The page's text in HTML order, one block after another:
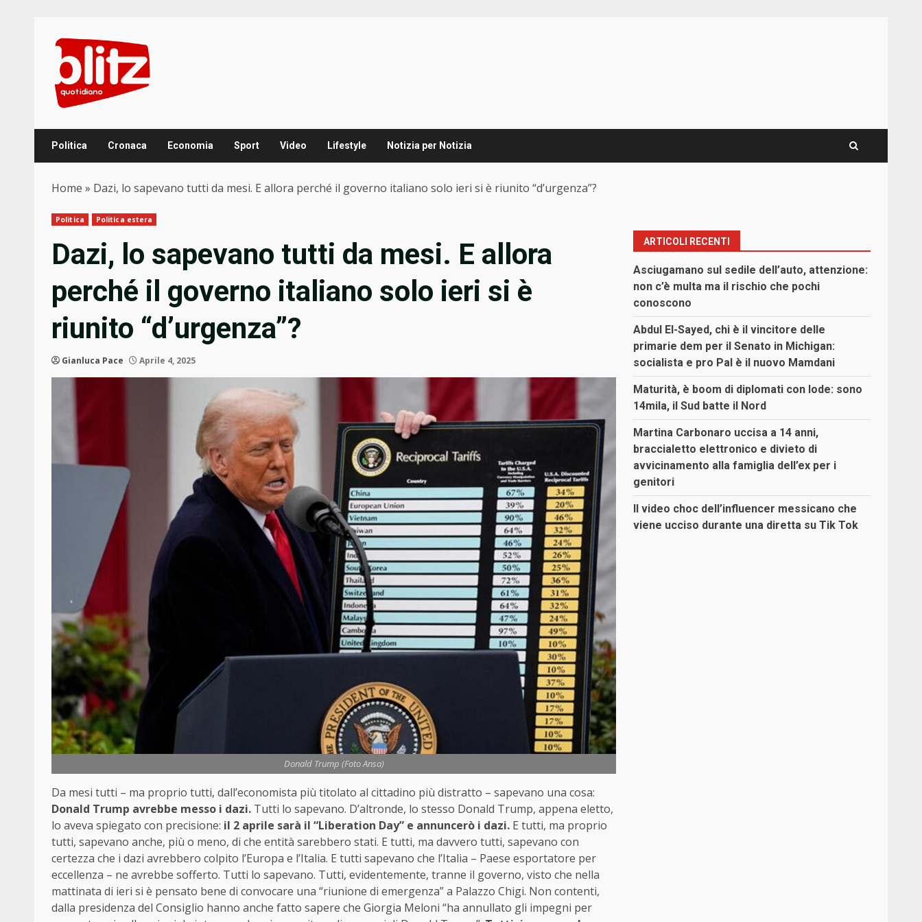
content
Politica Cronaca Economia Sport Video Lifestyle Notizia per Notizia
Home » Dazi, lo sapevano tutti da mesi. E allora perché il governo italiano solo ieri si è riunito “d’urgenza”?
Politica Politica estera
Dazi, lo sapevano tutti da mesi. E allora
perché il governo italiano solo ieri si è
riunito “d’urgenza”?
Gianluca Pace Aprile 4, 2025
Donald Trump (Foto Ansa)
Da mesi tutti – ma proprio tutti, dall’economista più titolato al cittadino più distratto – sapevano una cosa:
Donald Trump avrebbe messo i dazi. Tutti lo sapevano. D’altronde, lo stesso Donald Trump, appena eletto,
lo aveva spiegato con precisione: il 2 aprile sarà il “Liberation Day” e annuncerò i dazi. E tutti, ma proprio
tutti, sapevano anche, più o meno, di che entità sarebbero stati. E tutti, ma davvero tutti, sapevano con
certezza che i dazi avrebbero colpito l’Europa e l’Italia. E tutti sapevano che l’Italia – Paese esportatore per
eccellenza – ne avrebbe sofferto. Tutti lo sapevano. Tutti, evidentemente, tranne il governo, visto che nella
mattinata di ieri si è pensato bene di convocare una “riunione di emergenza” a Palazzo Chigi. Non contenti,
dalla presidenza del Consiglio hanno anche fatto sapere che Giorgia Meloni “ha annullato gli impegni per
ARTICOLI RECENTI
Asciugamano sul sedile dell’auto, attenzione:
non c’è multa ma il rischio che pochi
conoscono
Abdul El-Sayed, chi è il vincitore delle
primarie dem per il Senato in Michigan:
socialista e pro Pal è il nuovo Mamdani
Maturità, è boom di diplomati con lode: sono
14mila, il Sud batte il Nord
Martina Carbonaro uccisa a 14 anni,
braccialetto elettronico e divieto di
avvicinamento alla famiglia dell’ex per i
genitori
Il video choc dell’influencer messicano che
viene ucciso durante una diretta su Tik Tok